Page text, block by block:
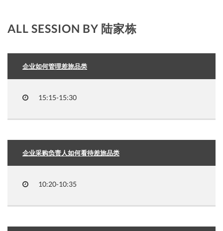
ALL SESSION BY 陆家栋
企业如何管理差旅品类
15:15-15:30
企业采购负责人如何看待差旅品类
10:20-10:35